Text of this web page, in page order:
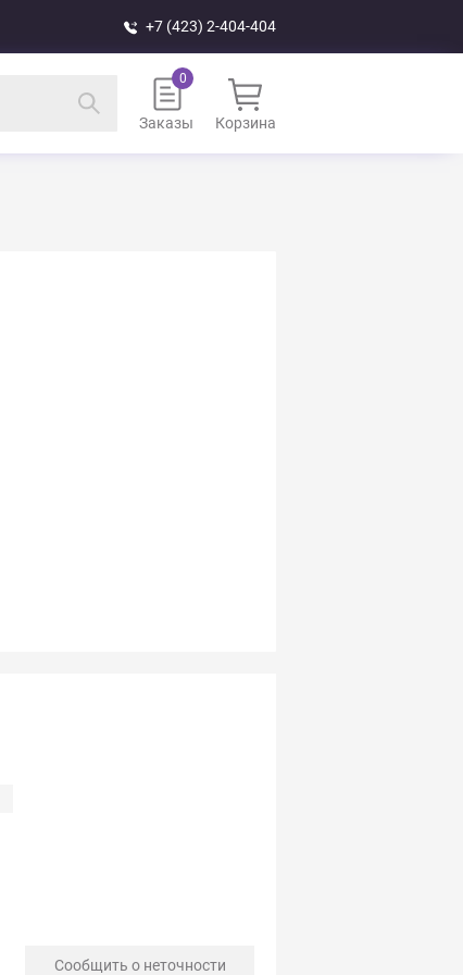
+7 (423) 2-404-404
Заказы Корзина
Сообщить о неточности